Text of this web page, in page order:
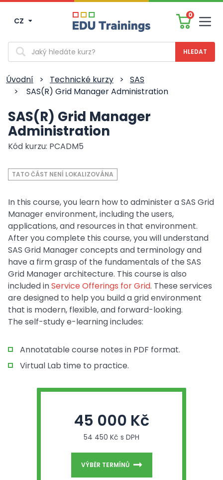
CZ
0
Vyhledávání
Úvodní > Technické kurzy >
SAS
>
SAS(R) Grid Manager Administration
SAS(R) Grid Manager
Administration
Kód kurzu: PCADM5
TATO ČÁST NENÍ LOKALIZOVÁNA
In this course, you learn how to administer a SAS Grid
Manager environment, including the users,
applications, and resources in that environment.
After you complete this course, you will understand
SAS Grid Manager concepts and terminology and
have a firm grasp of the fundamentals of the SAS
Grid Manager architecture. This course is also
included inService Offerings for Grid. These services
are designed to help you build a grid environment
that is modern, flexible, and forward-looking.
The self-study e-learning includes:
Annotatable course notes in PDF format.
Virtual Lab time to practice.
45 000 Kč
54 450 Kč s DPH
VÝBĚR TERMÍNŮ